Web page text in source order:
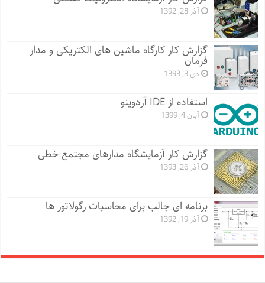
آذر 28, 1392
گزارش کار کارگاه ماشین های الکتریکی و مدار
فرمان
دی 3, 1393
استفاده از IDE آردوینو
آبان 4, 1399
گزارش کار آزمایشگاه مدارهای مجتمع خطی
آذر 26, 1393
برنامه ای جالب برای محاسبات رگولاتور ها
آذر 19, 1392